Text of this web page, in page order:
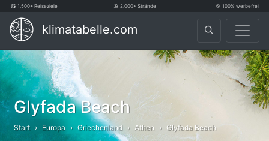
1.500+ Reiseziele 2.000+ Strände 100% werbefrei
klimatabelle.com
Glyfada Beach
Start Europa Griechenland Athen Glyfada Beach